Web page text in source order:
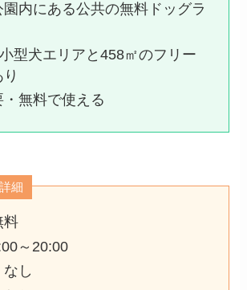
内にある公共の無料ドッグラ
型犬エリアと458㎡のフリー
無料で使える
細
料
～20:00
し